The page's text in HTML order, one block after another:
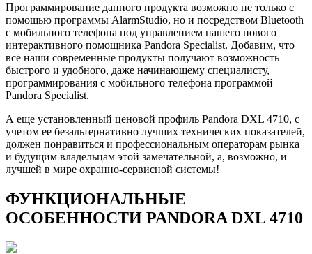
Программирование данного продукта возможно не только с
помощью программы AlarmStudio, но и посредством Bluetooth
с мобильного телефона под управлением нашего нового
интерактивного помощника Pandora Specialist. Добавим, что
все наши современные продукты получают возможность
быстрого и удобного, даже начинающему специалисту,
программирования с мобильного телефона программой
Pandora Specialist.
А еще установленный ценовой профиль Pandora DXL 4710, с
учетом ее безальтернативно лучших технических показателей,
должен понравиться и профессиональным операторам рынка
и будущим владельцам этой замечательной, а, возможно, и
лучшей в мире охранно-сервисной системы!
ФУНКЦИОНАЛЬНЫЕ
ОСОБЕННОСТИ PANDORA DXL 4710